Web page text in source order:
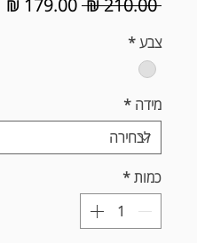
‏210.00 ‏₪
צבע*
מידה *
כמות*